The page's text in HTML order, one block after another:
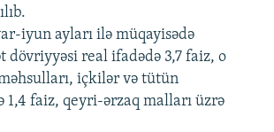
iyun ayları ilə müqayisədə
dövriyyəsi real ifadədə 3,7 faiz, o
içkilər və tütün
1,4 faiz, qeyri-ərzaq malları üzrə